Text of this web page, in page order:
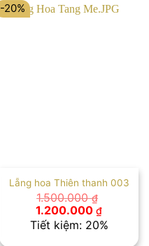
-20%
Lẵng hoa Thiên thanh 003
1.500.000₫
Giá
gốc
là:
1.200.000 ₫Giá
hiện
tại
Tiết kiệm: 20%